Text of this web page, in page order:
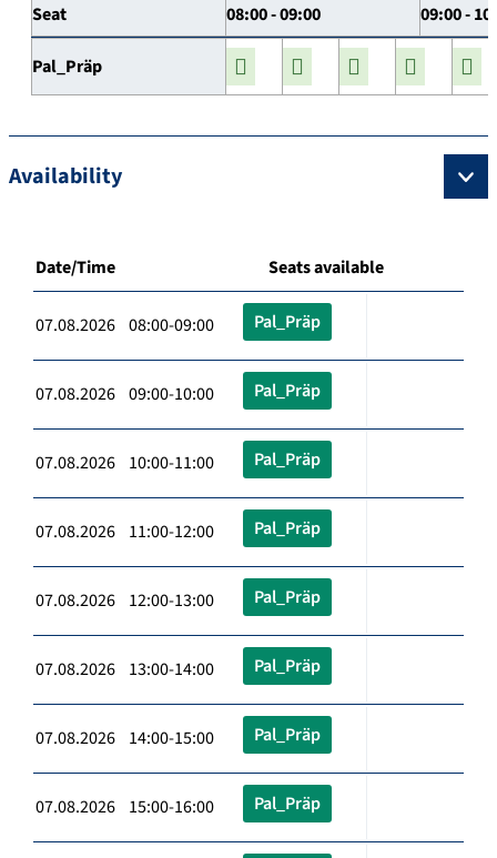
Seat 08:00 - 09:00 09:00 -
Pal_Präp
Availability
Date/Time Seats available
07.08.2026 08:00-09:00 Pal_Präp
07.08.2026 09:00-10:00 Pal_Präp
07.08.2026 10:00-11:00 Pal_Präp
07.08.2026 11:00-12:00 Pal_Präp
07.08.2026 12:00-13:00 Pal_Präp
07.08.2026 13:00-14:00 Pal_Präp
07.08.2026 14:00-15:00 Pal_Präp
07.08.2026 15:00-16:00 Pal_Präp